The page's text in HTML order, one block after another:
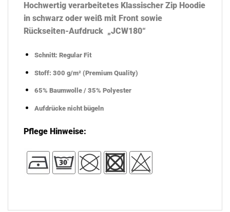
Hochwertig verarbeitetes Klassischer Zip Hoodie
in schwarz oder weiß mit Front sowie
Rückseiten-Aufdruck „JCW180“
Schnitt: Regular Fit
Stoff: 300 g/m² (Premium Quality)
65% Baumwolle / 35% Polyester
Aufdrücke nicht bügeln
Pflege Hinweise: